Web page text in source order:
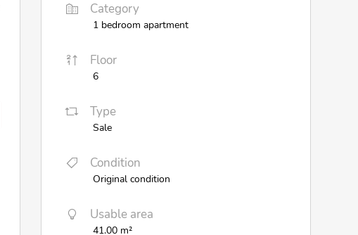
Category
1 bedroom apartment
Floor
6
Type
Sale
Condition
Original condition
Usable area
41.00 m²